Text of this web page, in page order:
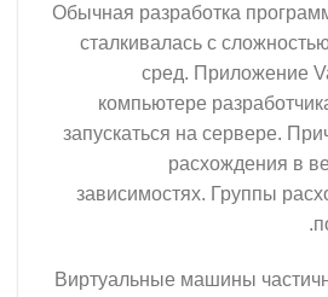
Обычная разработка
сталкивалась с
сред. Приложение
компьютере
запускаться на сервере.
расхождения в
зависимостях. Группы
Виртуальные машины